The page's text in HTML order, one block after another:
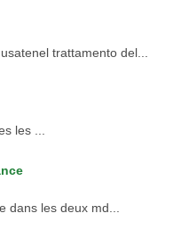
trattamento del...
les
dans les deux md...